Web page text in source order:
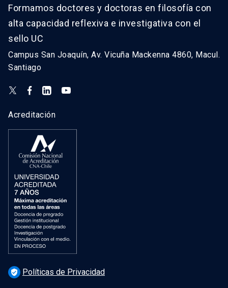
Formamos doctores y doctoras en filosofía con
alta capacidad reflexiva e investigativa con el
sello UC
Campus San Joaquín, Av. Vicuña Mackenna 4860, Macul.
Santiago
Acreditación
verified_user Políticas de Privacidad